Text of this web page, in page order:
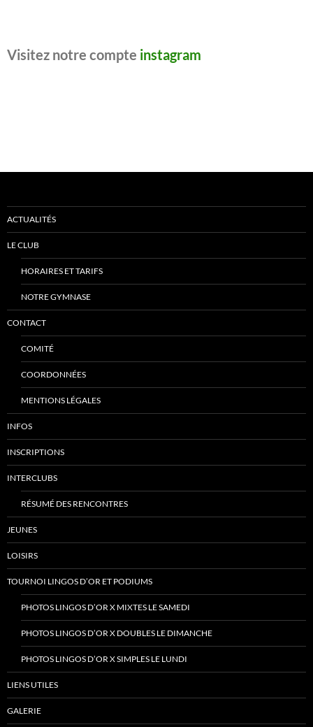
Visitez notre compte instagram
ACTUALITÉS
LE CLUB
HORAIRES ET TARIFS
NOTRE GYMNASE
CONTACT
COMITÉ
COORDONNÉES
MENTIONS LÉGALES
INFOS
INSCRIPTIONS
INTERCLUBS
RÉSUMÉ DES RENCONTRES
JEUNES
LOISIRS
TOURNOI LINGOS D’OR ET PODIUMS
PHOTOS LINGOS D’OR X MIXTES LE SAMEDI
PHOTOS LINGOS D’OR X DOUBLES LE DIMANCHE
PHOTOS LINGOS D’OR X SIMPLES LE LUNDI
LIENS UTILES
GALERIE